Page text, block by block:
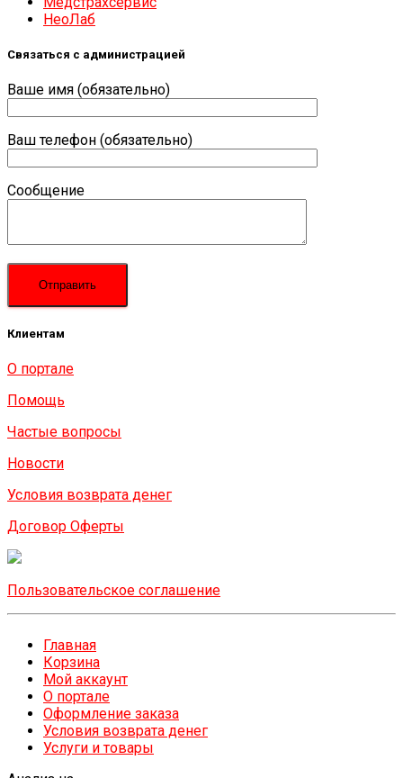
НеоЛаб
Связаться с администрацией
Ваше имя (обязательно)
Ваш телефон (обязательно)
Сообщение
Клиентам
О портале
Помощь
Частые вопросы
Новости
Условия возврата денег
Договор Оферты
Пользовательское соглашение
Главная
Корзина
Мой аккаунт
О портале
Оформление заказа
Условия возврата денег
Услуги и товары